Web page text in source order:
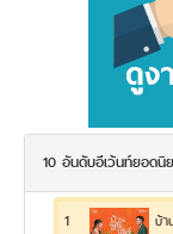
10 อันดับอีเว้นท์ยอดนิ
1 บ้า